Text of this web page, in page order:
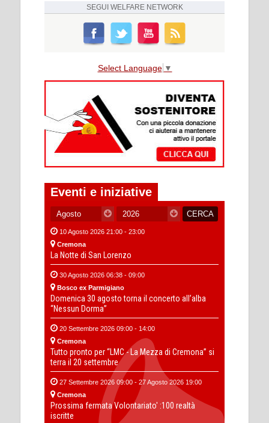
SEGUI WELFARE NETWORK
Select Language ▼
Eventi e iniziative
10 Agosto 2026 21:00 - 23:00
Cremona
La Notte di San Lorenzo
30 Agosto 2026 06:38 - 09:00
Bosco ex Parmigiano
Domenica 30 agosto torna il concerto all’alba
“Nessun Dorma”
20 Settembre 2026 09:00 - 14:00
Cremona
Tutto pronto per “LMC - La Mezza di Cremona” si
terra il 20 settembre
27 Settembre 2026 09:00 - 27 Agosto 2026 19:00
Cremona
Prossima fermata Volontariato' :100 realtà
iscritte